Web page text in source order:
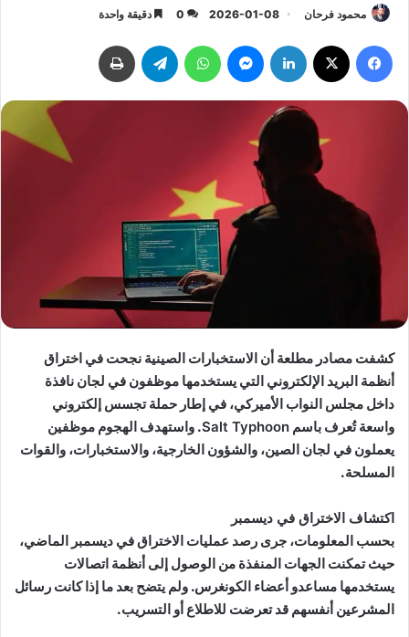
محمود فرحان 2026-01-08
0 دقيقة واحدة
كشفت مصادر مطلعة أن الاستخبارات الصينية نجحت في اختراق
أنظمة البريد الإلكتروني التي يستخدمها موظفون في لجان نافذة
داخل مجلس النواب الأميركي، في إطار حملة تجسس إلكتروني
واسعة تُعرف باسم Salt Typhoon. واستهدف الهجوم موظفين
يعملون في لجان الصين، والشؤون الخارجية، والاستخبارات، والقوات
المسلحة.
اكتشاف الاختراق في ديسمبر
بحسب المعلومات، جرى رصد عمليات الاختراق في ديسمبر الماضي،
حيث تمكنت الجهات المنفذة من الوصول إلى أنظمة اتصالات
يستخدمها مساعدو أعضاء الكونغرس. ولم يتضح بعد ما إذا كانت رسائل
المشرعين أنفسهم قد تعرضت للاطلاع أو التسريب.